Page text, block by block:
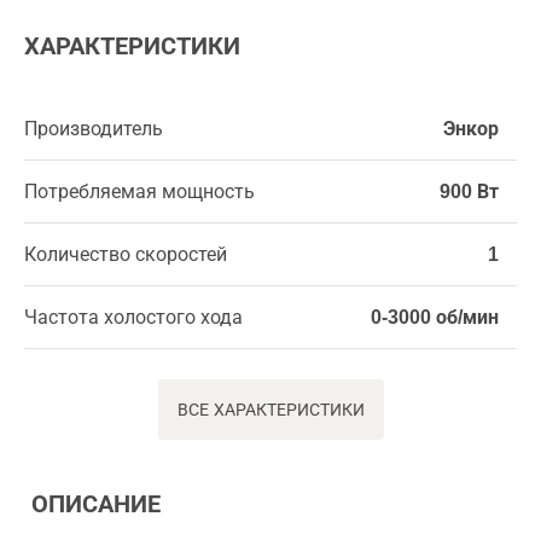
ХАРАКТЕРИСТИКИ
Производитель Энкор
Потребляемая мощность 900 Вт
Количество скоростей 1
Частота холостого хода 0-3000 об/мин
ВСЕ ХАРАКТЕРИСТИКИ
ОПИСАНИЕ